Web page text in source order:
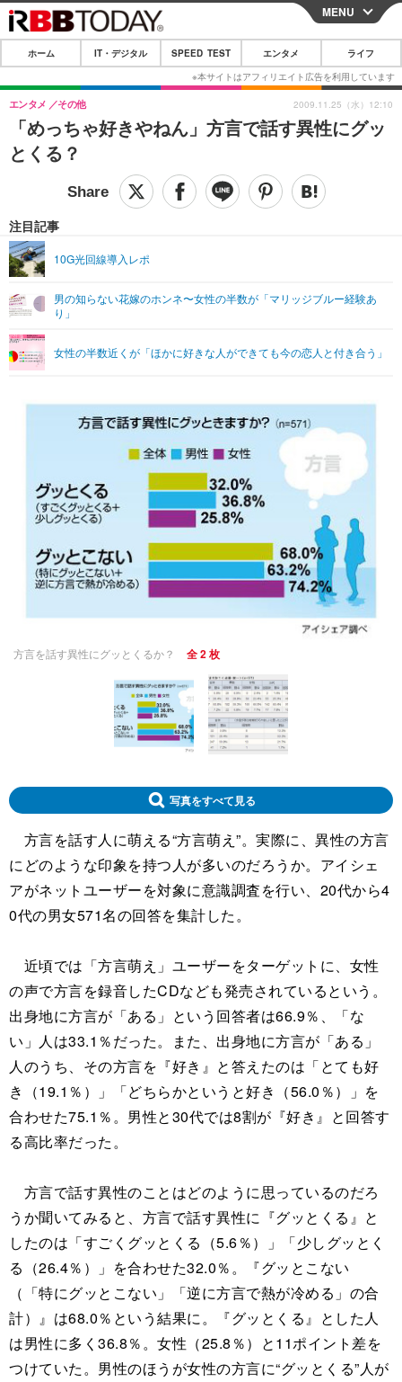
CLOSE
ホーム
IT・デジタル
IT・デジタルTOP スマートフォン
ショッピング その他
SPEED TEST
エンタメTOP 映画・ドラマ
ショッピング その他
ライフTOP
リリース一覧
MENU
ホーム IT・デジタル SPEED TEST エンタメ ライフ
「めっちゃ好きやねん」方言で話す異性にグッ
とくる？
エンタメ その他
注目記事
10G光回線導入レポ
男の知らない花嫁のホンネ〜女性の半数が「マリッジブルー経験あ
り」
女性の半数近くが「ほかに好きな人ができても今の恋人と付き合う」
2009.11.25（水）12:10
方言を話す異性にグッとくるか？ 全 2 枚
写真をすべて見る
方言を話す人に萌える“方言萌え”。実際に、異性の方言
にどのような印象を持つ人が多いのだろうか。アイシェ
アがネットユーザーを対象に意識調査を行い、20代から4
0代の男女571名の回答を集計した。
近頃では「方言萌え」ユーザーをターゲットに、女性
の声で方言を録音したCDなども発売されているという。
出身地に方言が「ある」という回答者は66.9％、「な
い」人は33.1％だった。また、出身地に方言が「ある」
人のうち、その方言を『好き』と答えたのは「とても好
き（19.1％）」「どちらかというと好き（56.0％）」を
合わせた75.1％。男性と30代では8割が『好き』と回答す
る高比率だった。
方言で話す異性のことはどのように思っているのだろ
うか聞いてみると、方言で話す異性に『グッとくる』と
したのは「すごくグッとくる（5.6％）」「少しグッとく
る（26.4％）」を合わせた32.0％。『グッとこない
（「特にグッとこない」「逆に方言で熱が冷める」の合
計）』は68.0％という結果に。『グッとくる』とした人
は男性に多く36.8％。女性（25.8％）と11ポイント差を
つけていた。男性のほうが女性の方言に“グッとくる”人が